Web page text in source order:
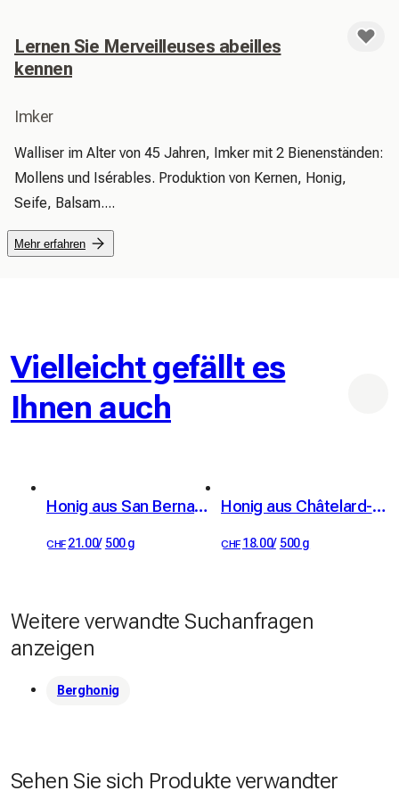
Lernen Sie Merveilleuses abeilles
kennen
Imker
Walliser im Alter von 45 Jahren, Imker mit 2 Bienenständen:
Mollens und Isérables. Produktion von Kernen, Honig,
Mehr erfahren
Vielleicht gefällt es
Ihnen auch
Honig aus San Bernardino (Rhododendron - Alpenrose und Blütenhonig)
CHF 21.00/ 500 g
Honig aus Châtelard-Frontière
CHF 18.00/ 500 g
Weitere verwandte Suchanfragen
anzeigen
Berghonig
Sehen Sie sich Produkte verwandter